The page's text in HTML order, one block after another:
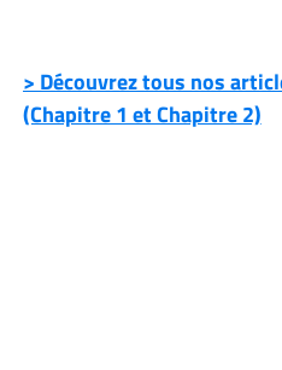
> Découvrez tous nos
(Chapitre 1 et Chapitre 2)